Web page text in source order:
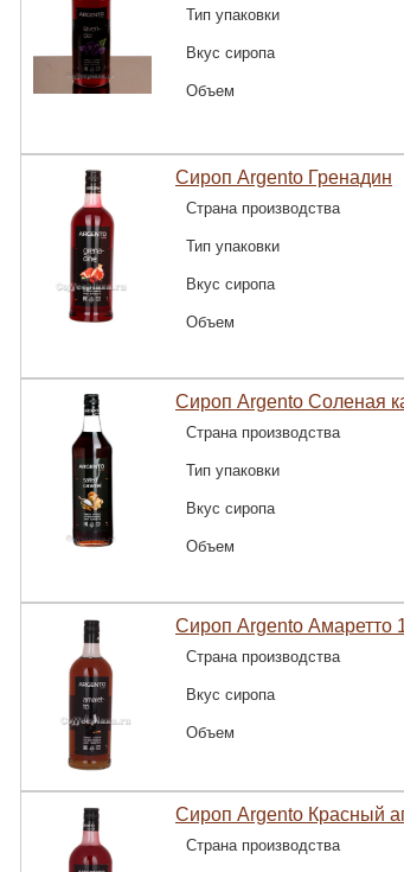
Тип упаковки
Вкус сиропа
Объем
Сироп Argento Гренадин
Страна производства
Тип упаковки
Вкус сиропа
Объем
Сироп Argento Соленая
Страна производства
Тип упаковки
Вкус сиропа
Объем
Сироп Argento Амаретто
Страна производства
Вкус сиропа
Объем
Сироп Argento Красный
Страна производства